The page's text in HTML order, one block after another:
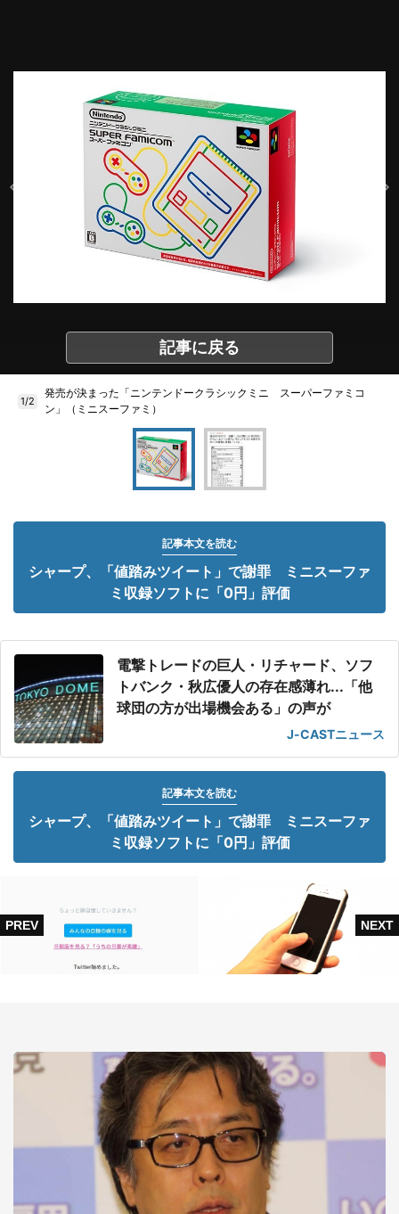
記事に戻る
1/2
発売が決まった「ニンテンドークラシックミニ スーパーファミコ
ン」（ミニスーファミ）
記事本文を読む
シャープ、「値踏みツイート」で謝罪 ミニスーファ
ミ収録ソフトに「0円」評価
電撃トレードの巨人・リチャード、ソフ
トバンク・秋広優人の存在感薄れ...「他
球団の方が出場機会ある」の声が
J-CASTニュース
記事本文を読む
シャープ、「値踏みツイート」で謝罪 ミニスーファ
ミ収録ソフトに「0円」評価